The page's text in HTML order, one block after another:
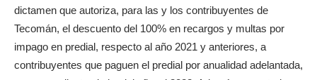
dictamen que autoriza, para las y los contribuyentes de
Tecomán, el descuento del 100% en recargos y multas por
impago en predial, respecto al año 2021 y anteriores, a
contribuyentes que paguen el predial por anualidad adelantada,